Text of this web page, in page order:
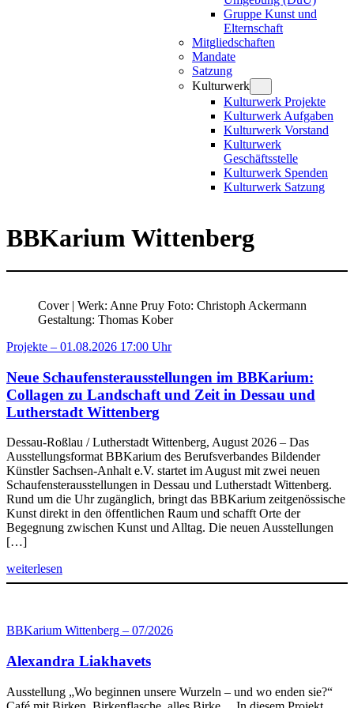
Gruppe Kunst und
Elternschaft
Mitgliedschaften
Mandate
Satzung
Kulturwerk
Kulturwerk Projekte
Kulturwerk Aufgaben
Kulturwerk Vorstand
Kulturwerk
Geschäftsstelle
Kulturwerk Spenden
Kulturwerk Satzung
BBKarium Wittenberg
Cover | Werk: Anne Pruy Foto: Christoph Ackermann
Gestaltung: Thomas Kober
Projekte – 01.08.2026 17:00 Uhr
Neue Schaufensterausstellungen im BBKarium:
Collagen zu Landschaft und Zeit in Dessau und
Lutherstadt Wittenberg
Dessau-Roßlau / Lutherstadt Wittenberg, August 2026 – Das
Ausstellungsformat BBKarium des Berufsverbandes Bildender
Künstler Sachsen-Anhalt e.V. startet im August mit zwei neuen
Schaufensterausstellungen in Dessau und Lutherstadt Wittenberg.
Rund um die Uhr zugänglich, bringt das BBKarium zeitgenössische
Kunst direkt in den öffentlichen Raum und schafft Orte der
Begegnung zwischen Kunst und Alltag. Die neuen Ausstellungen
[…]
weiterlesen
BBKarium Wittenberg – 07/2026
Alexandra Liakhavets
Ausstellung „Wo beginnen unsere Wurzeln – und wo enden sie?“